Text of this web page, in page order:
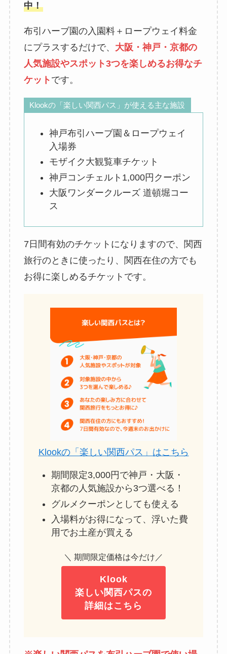
中！
布引ハーブ園の入園料＋ロープウェイ料金
にプラスするだけで、 大阪・神戸・京都の
人気施設やスポット3つを楽しめるお得なチ
ケット です。
Klookの「楽しい関西パス」が使える主な施設
神戸布引ハーブ園＆ロープウェイ
入場券
モザイク大観覧車チケット
神戸コンチェルト1,000円クーポン
大阪ワンダークルーズ 道頓堀コー
ス
7日間有効のチケットになりますので、関西
旅行のときに使ったり、関西在住の方でも
お得に楽しめるチケットです。
Klookの「楽しい関西パス」はこちら
期間限定3,000円で神戸・大阪・
京都の人気施設から3つ選べる！
グルメクーポンとしても使える
入場料がお得になって、浮いた費
用でお土産が買える
＼ 期間限定価格は今だけ／
Klook
楽しい関西パスの
詳細はこちら